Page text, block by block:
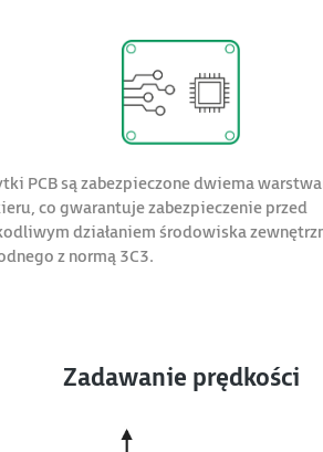
PCB są zabezpieczone dwiema
co gwarantuje zabezpieczenie przed
działaniem środowiska
z normą 3C3.
Zadawanie prędkości